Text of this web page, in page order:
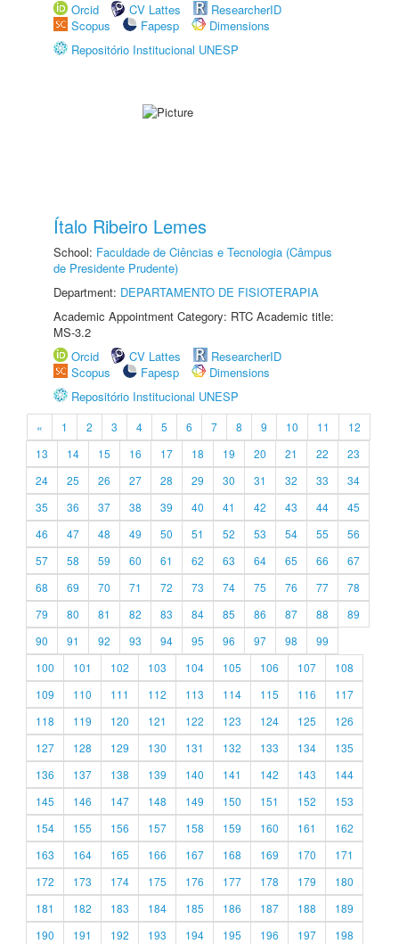
Orcid
CV Lattes
ResearcherID
Scopus
Fapesp
Dimensions
Repositório Institucional UNESP
Ítalo Ribeiro Lemes
School: Faculdade de Ciências e Tecnologia (Câmpus
de Presidente Prudente)
Department: DEPARTAMENTO DE FISIOTERAPIA
Academic Appointment Category: RTC Academic title:
MS-3.2
Orcid
CV Lattes
ResearcherID
Scopus
Fapesp
Dimensions
Repositório Institucional UNESP
« 1 2 3 4 5 6 7 8 9 10 11
12
13
14 15 16 17 18 19 20 21 22
23
24
25 26 27 28 29 30 31 32 33
34
35
36 37 38 39 40 41 42 43 44
45
46
47 48 49 50 51 52 53 54 55
56
57
58 59 60 61 62 63 64 65 66
67
68
69 70 71 72 73 74 75 76 77
78
79
80 81 82 83 84 85 86 87 88
89
90
91 92 93 94 95 96 97 98
99
100
101 102 103 104 105 106 107
108
109
110 111 112 113 114 115 116
117
118
119 120 121 122 123 124 125
126
127
128 129 130 131 132 133 134
135
136
137 138 139 140 141 142 143
144
145
146 147 148 149 150 151 152
153
154
155 156 157 158 159 160 161
162
163
164 165 166 167 168 169 170
171
172
173 174 175 176 177 178 179
180
181
182 183 184 185 186 187 188
189
190
191 192 193 194 195 196 197
198